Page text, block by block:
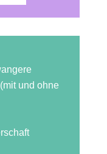
und ohne